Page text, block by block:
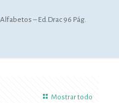
– Ed.Drac 96 Pág.
Mostrar todo